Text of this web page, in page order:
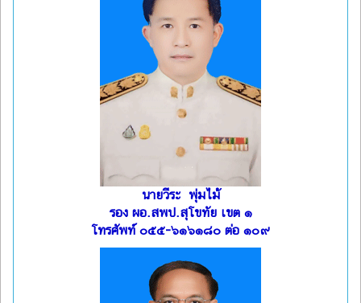
นายวีระ พุ่มไม้
รอง ผอ.สพป.สุโขทัย เขต ๑
โทรศัพท์ ๐๕๕-๖๑๖๑๘๐ ต่อ ๑๐๙